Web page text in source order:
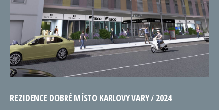
REZIDENCE DOBRÉ MÍSTO KARLOVY VARY / 2024